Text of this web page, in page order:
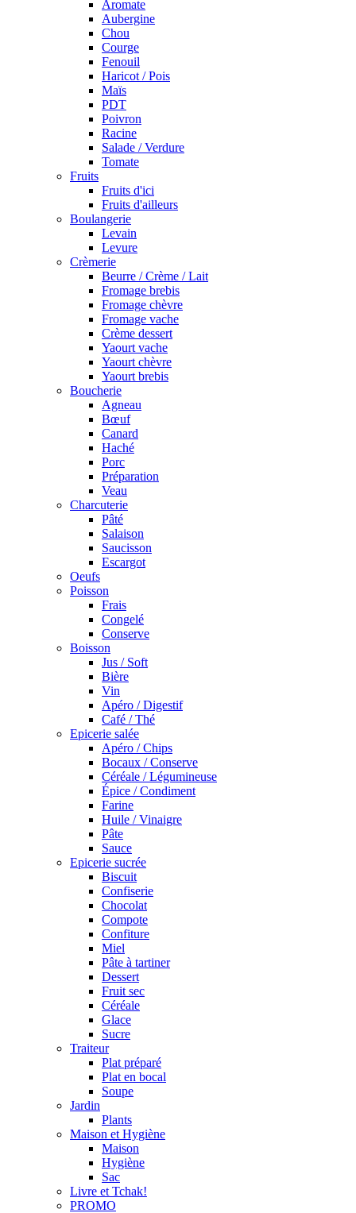
Aromate
Aubergine
Chou
Courge
Fenouil
Haricot / Pois
Maïs
PDT
Poivron
Racine
Salade / Verdure
Tomate
Fruits
Fruits d'ici
Fruits d'ailleurs
Boulangerie
Levain
Levure
Crèmerie
Beurre / Crème / Lait
Fromage brebis
Fromage chèvre
Fromage vache
Crème dessert
Yaourt vache
Yaourt chèvre
Yaourt brebis
Boucherie
Agneau
Bœuf
Canard
Haché
Porc
Préparation
Veau
Charcuterie
Pâté
Salaison
Saucisson
Escargot
Oeufs
Poisson
Frais
Congelé
Conserve
Boisson
Jus / Soft
Bière
Vin
Apéro / Digestif
Café / Thé
Epicerie salée
Apéro / Chips
Bocaux / Conserve
Céréale / Légumineuse
Épice / Condiment
Farine
Huile / Vinaigre
Pâte
Sauce
Epicerie sucrée
Biscuit
Confiserie
Chocolat
Compote
Confiture
Miel
Pâte à tartiner
Dessert
Fruit sec
Céréale
Glace
Sucre
Traiteur
Plat préparé
Plat en bocal
Soupe
Jardin
Plants
Maison et Hygiène
Maison
Hygiène
Sac
Livre et Tchak!
PROMO